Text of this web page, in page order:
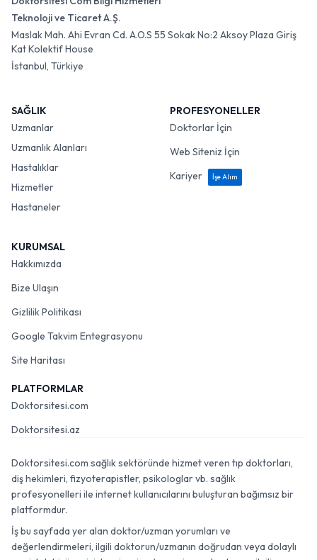
Teknoloji ve Ticaret A.Ş.
Maslak Mah. Ahi Evran Cd. A.O.S 55 Sokak No:2 Aksoy Plaza Giriş
Kat Kolektif House
İstanbul, Türkiye
SAĞLIK
Uzmanlar
Uzmanlık Alanları
Hastalıklar
Hizmetler
Hastaneler
PROFESYONELLER
Doktorlar İçin
Web Siteniz İçin
Kariyer
İşe Alım
KURUMSAL
Hakkımızda
Bize Ulaşın
Gizlilik Politikası
Google Takvim Entegrasyonu
Site Haritası
PLATFORMLAR
Doktorsitesi.com
Doktorsitesi.az
Doktorsitesi.com sağlık sektöründe hizmet veren tıp doktorları,
diş hekimleri, fizyoterapistler, psikologlar vb. sağlık
profesyonelleri ile internet kullanıcılarını buluşturan bağımsız bir
platformdur.
İş bu sayfada yer alan doktor/uzman yorumları ve
değerlendirmeleri, ilgili doktorun/uzmanın doğrudan veya dolaylı